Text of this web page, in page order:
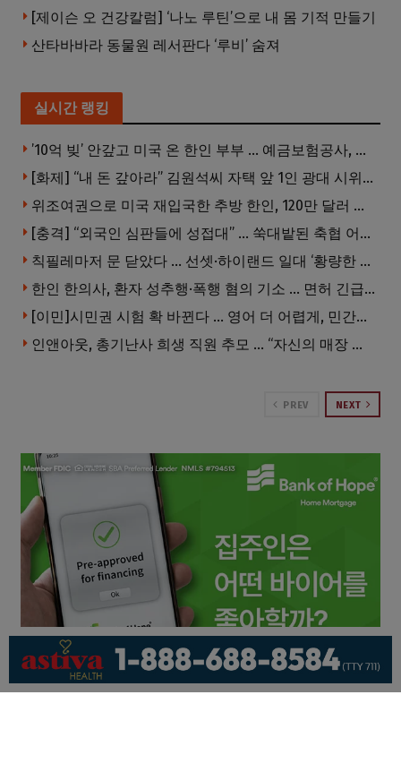
[제이슨 오 건강칼럼] ‘나노 루틴’으로 내 몸 기적 만들기
산타바바라 동물원 레서판다 ‘루비’ 숨져
실시간 랭킹
’10억 빚’ 안갚고 미국 온 한인 부부 … 예금보험공사, 미국서 소송
[화제] “내 돈 갚아라” 김원석씨 자택 앞 1인 광대 시위 … 한인 투자사, “108만 달러 못받아”
위조여권으로 미국 재입국한 추방 한인, 120만 달러 은행 사기 행각
[충격] “외국인 심판들에 성접대” … 쑥대밭된 축협 어디까지 추락하나
칙필레마저 문 닫았다 … 선셋·하이랜드 일대 ‘황량한 거리’로
한인 한의사, 환자 성추행·폭행 혐의 기소 … 면허 긴급정지
[이민]시민권 시험 확 바뀐다 … 영어 더 어렵게, 민간시험 도입 추진
인앤아웃, 총기난사 희생 직원 추모 … “자신의 매장 운영이 꿈이었다”
PREV NEXT